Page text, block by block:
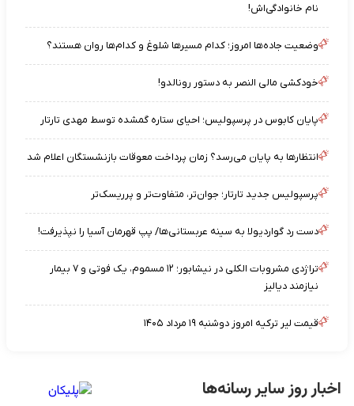
نام خانوادگی‌اش!
وضعیت جاده‌ها امروز؛ کدام مسیرها شلوغ و کدام‌ها روان هستند؟
خودکشی مالی النصر به دستور رونالدو!
پایان کابوس در پرسپولیس؛ احیای ستاره گمشده توسط مهدی تارتار
انتظارها به پایان می‌رسد؟ زمان پرداخت معوقات بازنشستگان اعلام شد
پرسپولیس جدید تارتار؛ جوان‌تر، متفاوت‌تر و پرریسک‌تر
دست رد گواردیولا به سینه عربستانی‌ها/ پپ قهرمان آسیا را نپذیرفت!
تراژدی مشروبات الکلی در نیشابور؛ ۱۲ مسموم، یک فوتی و ۷ بیمار
نیازمند دیالیز
قیمت لیر ترکیه امروز دوشنبه ۱۹ مرداد ۱۴۰۵